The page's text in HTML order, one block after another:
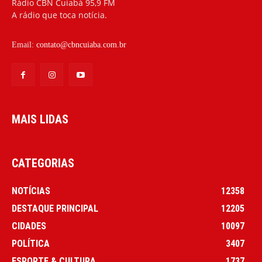
Rádio CBN Cuiabá 95,9 FM
A rádio que toca notícia.
Email: contato@cbncuiaba.com.br
MAIS LIDAS
CATEGORIAS
NOTÍCIAS
12358
DESTAQUE PRINCIPAL
12205
CIDADES
10097
POLÍTICA
3407